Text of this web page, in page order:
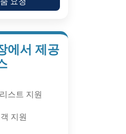
에서 제공
스트 지원
지원